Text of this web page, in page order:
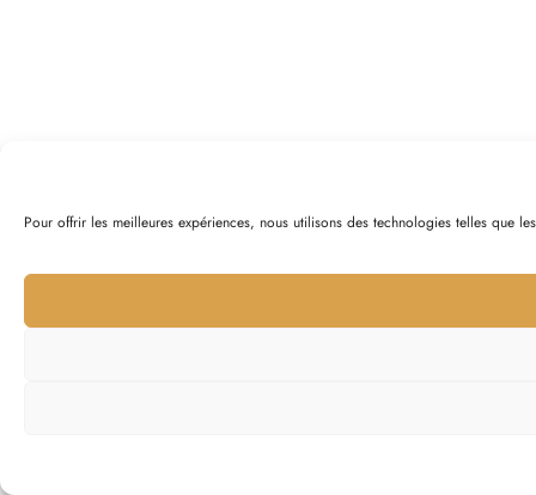
Pour offrir les meilleures expériences, nous utilisons des technologies telles que